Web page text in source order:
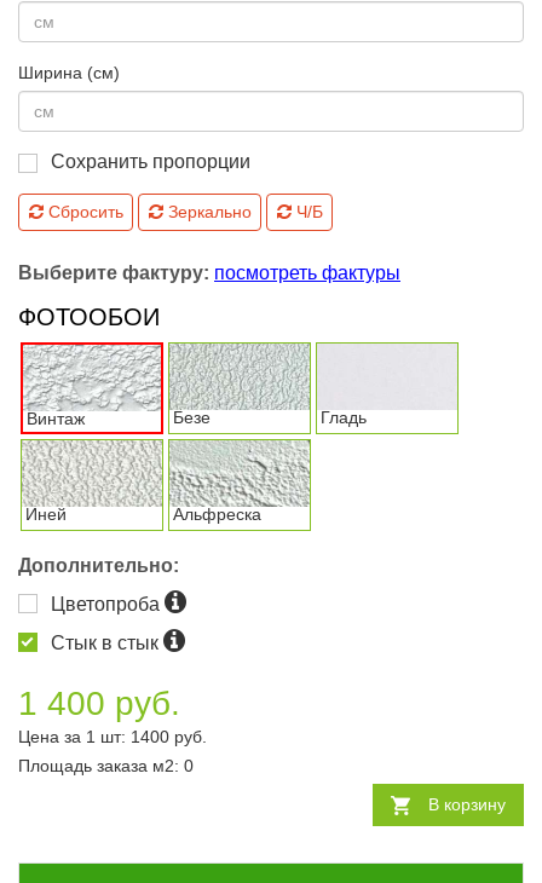
Ширина (см)
Сохранить пропорции
Сбросить Зеркально Ч/Б
Выберите фактуру: посмотреть фактуры
ФОТООБОИ
Винтаж Безе Гладь
Иней Альфреска
Дополнительно:
Цветопроба
Стык в стык
1 400 руб.
Цена за 1 шт: 1400 руб.
Площадь заказа м2: 0
В корзину